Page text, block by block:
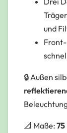
und
🔒 Außen
📐 Maße: 75